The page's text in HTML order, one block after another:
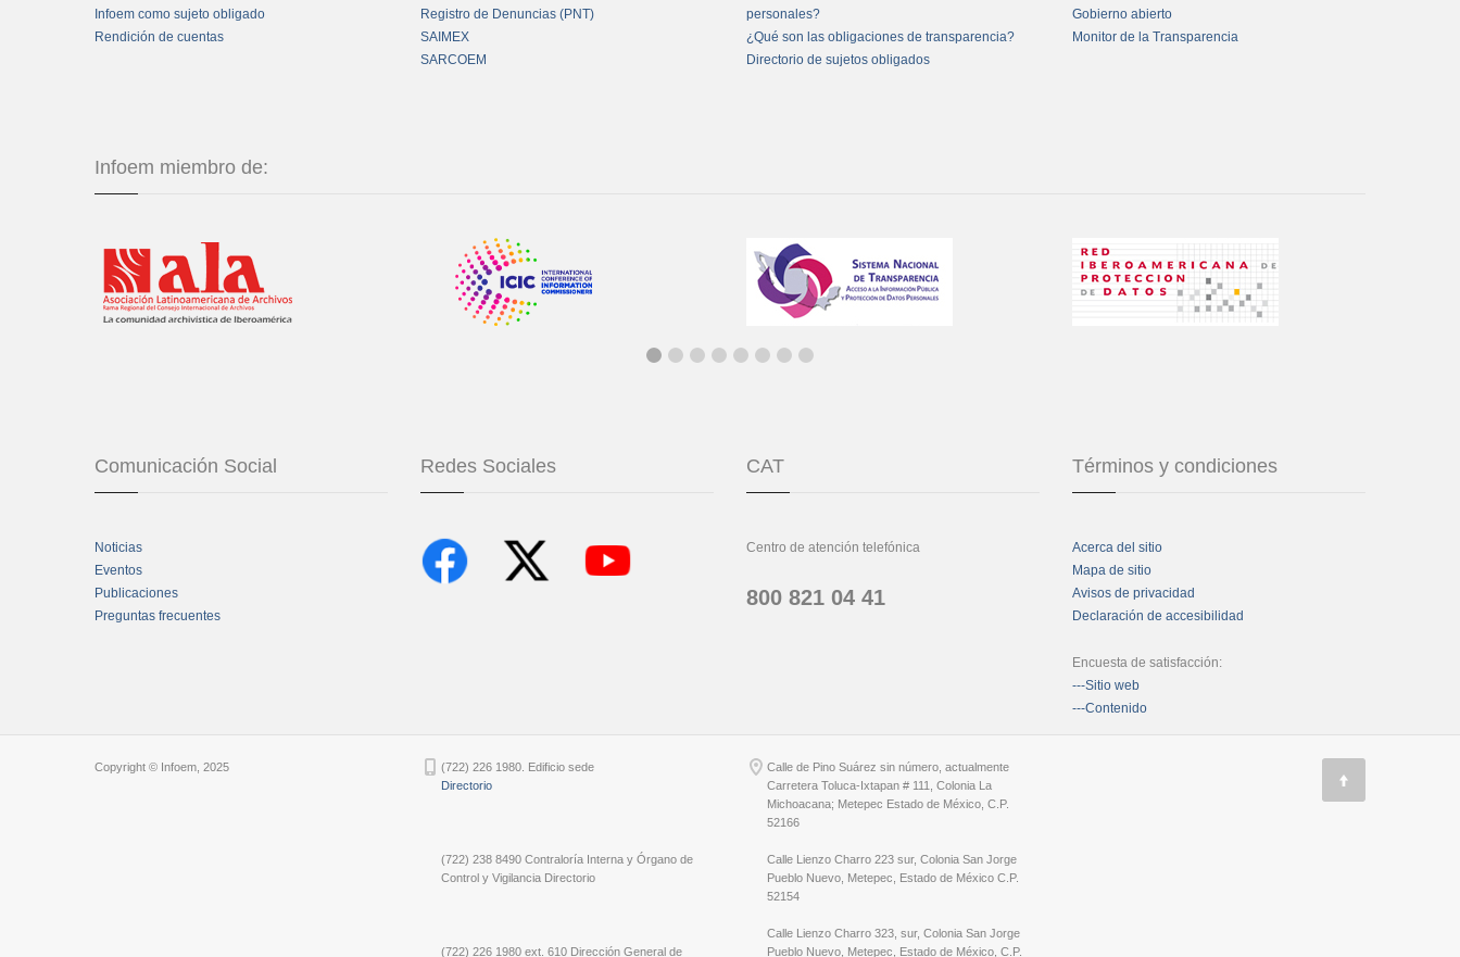
Infoem como sujeto obligado
Rendición de cuentas
Registro de Denuncias (PNT)
SAIMEX
SARCOEM
personales?
¿Qué son las obligaciones de transparencia?
Directorio de sujetos obligados
Gobierno abierto
Monitor de la Transparencia
Infoem miembro de:
Comunicación Social
Noticias
Eventos
Publicaciones
Preguntas frecuentes
Redes Sociales CAT
Centro de atención telefónica
800 821 04 41
Términos y condiciones
Acerca del sitio
Mapa de sitio
Avisos de privacidad
Declaración de accesibilidad
Encuesta de satisfacción:
---Sitio web
---Contenido
Copyright © Infoem, 2025
(722) 226 1980. Edificio sede
Directorio
(722) 238 8490 Contraloría Interna y Órgano de
Control y Vigilancia Directorio
(722) 226 1980 ext. 610 Dirección General de
Calle de Pino Suárez sin número, actualmente
Carretera Toluca-Ixtapan # 111, Colonia La
Michoacana; Metepec Estado de México, C.P.
52166
Calle Lienzo Charro 223 sur, Colonia San Jorge
Pueblo Nuevo, Metepec, Estado de México C.P.
52154
Calle Lienzo Charro 323, sur, Colonia San Jorge
Pueblo Nuevo, Metepec, Estado de México, C.P.